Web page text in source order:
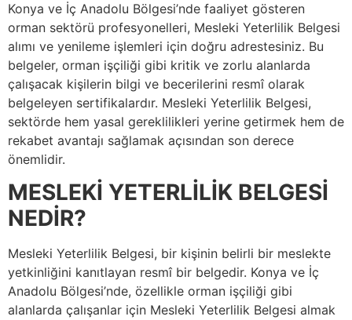
Konya ve İç Anadolu Bölgesi’nde faaliyet gösteren
orman sektörü profesyonelleri, Mesleki Yeterlilik Belgesi
alımı ve yenileme işlemleri için doğru adrestesiniz. Bu
belgeler, orman işçiliği gibi kritik ve zorlu alanlarda
çalışacak kişilerin bilgi ve becerilerini resmî olarak
belgeleyen sertifikalardır. Mesleki Yeterlilik Belgesi,
sektörde hem yasal gereklilikleri yerine getirmek hem de
rekabet avantajı sağlamak açısından son derece
önemlidir.
MESLEKİ YETERLİLİK BELGESİ
NEDİR?
Mesleki Yeterlilik Belgesi, bir kişinin belirli bir meslekte
yetkinliğini kanıtlayan resmî bir belgedir. Konya ve İç
Anadolu Bölgesi’nde, özellikle orman işçiliği gibi
alanlarda çalışanlar için Mesleki Yeterlilik Belgesi almak